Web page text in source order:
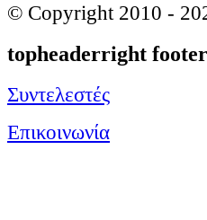
© Copyright 2010 -
topheaderright footer
Συντελεστές
Επικοινωνία